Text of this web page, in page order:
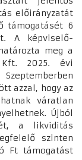
előirányzatát
támogatásét 6
A képviselő-
meg a
Kft. 2025. évi
azzal, hogy az
váratlan
Újból
a likviditás
szinten
Ft támogatást